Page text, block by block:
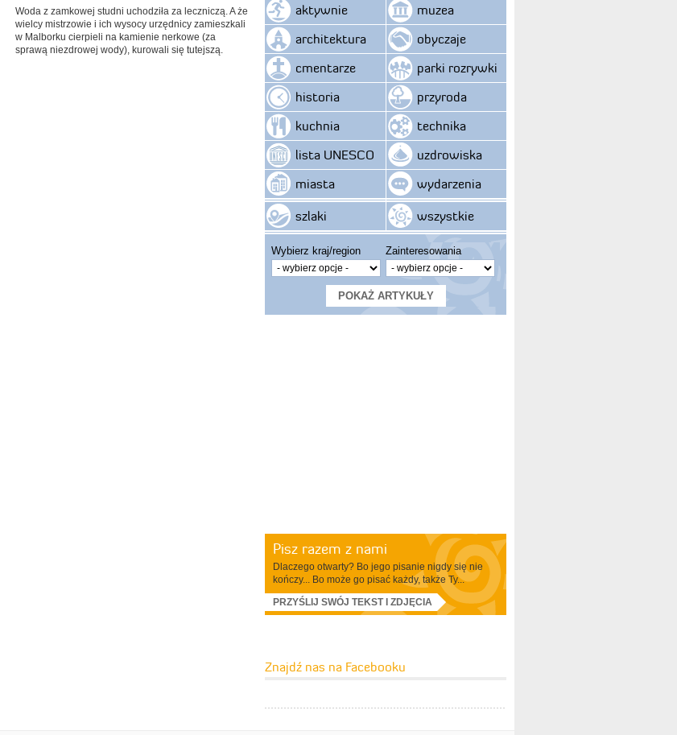
Woda z zamkowej studni uchodziła za leczniczą. A że
wielcy mistrzowie i ich wysocy urzędnicy zamieszkali
w Malborku cierpieli na kamienie nerkowe (za
sprawą niezdrowej wody), kurowali się tutejszą.
aktywnie
architektura
cmentarze
historia
kuchnia
lista UNESCO
miasta
szlaki
muzea
obyczaje
parki rozrywki
przyroda
technika
uzdrowiska
wydarzenia
wszystkie
Wybierz kraj/region Zainteresowania
Pisz razem z nami
Dlaczego otwarty? Bo jego pisanie nigdy się nie
kończy... Bo może go pisać każdy, także Ty...
PRZYŚLIJ SWÓJ TEKST I ZDJĘCIA
Znajdź nas na Facebooku